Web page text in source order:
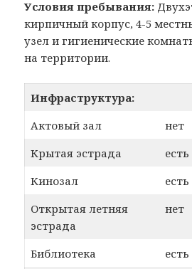
Условия пребывания:
кирпичный корпус, 4-5
узел и гигиенические
на территории.
Инфраструктура:
Актовый зал
нет
Крытая эстрада
есть
Кинозал
есть
Открытая летняя
эстрада
нет
Библиотека
есть